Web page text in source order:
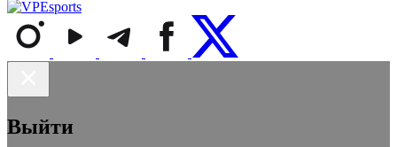
Выйти